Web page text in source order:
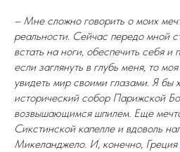
– Мне сложно говорить о моих
реальности. Сейчас передо мной
встать на ноги, обеспечить себя
если заглянуть в глубь меня, то
увидеть мир своими глазами. Я бы
исторический собор Парижской
возвышающимся шпилем. Еще
Сикстинской капелле и вдоволь
Микеланджело. И, конечно,